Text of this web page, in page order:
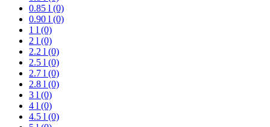
0.85 l (0)
0.90 l (0)
1 l (0)
2 l (0)
2.2 l (0)
2.5 l (0)
2.7 l (0)
2.8 l (0)
3 l (0)
4 l (0)
4.5 l (0)